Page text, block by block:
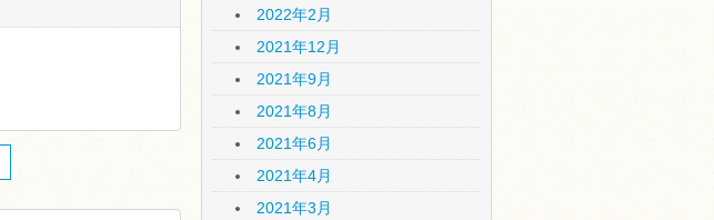
2022年2月
2021年12月
2021年9月
2021年8月
2021年6月
2021年4月
2021年3月